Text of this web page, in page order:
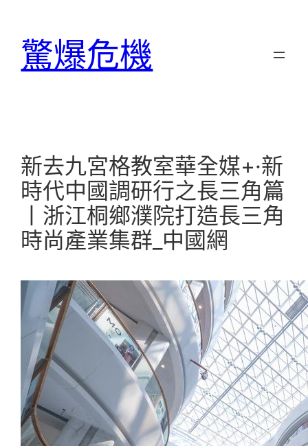
驚爆危機
新去九宮格教室華全媒+·新
時代中國調研行之長三角篇
丨浙江桐鄉濮院打造長三角
時尚產業集群_中國網